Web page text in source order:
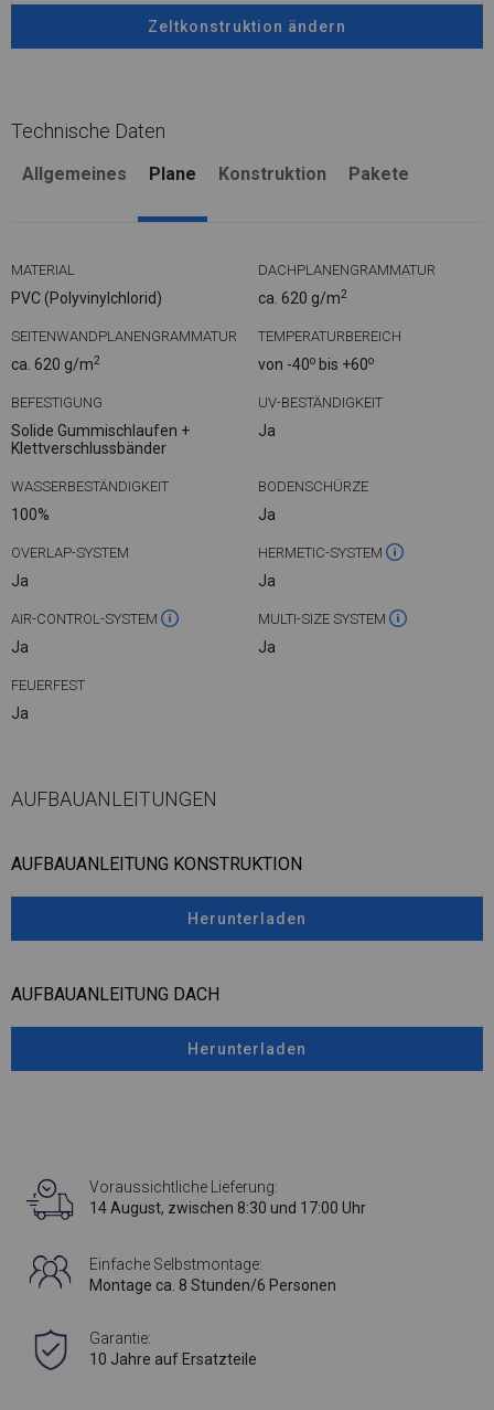
Zeltkonstruktion ändern
Technische Daten
Allgemeines Plane Konstruktion Pakete
MATERIAL
PVC (Polyvinylchlorid)
DACHPLANENGRAMMATUR
ca. 620 g/m2
SEITENWANDPLANENGRAMMATUR
ca. 620 g/m2
TEMPERATURBEREICH
von -40o bis +60o
BEFESTIGUNG
Solide Gummischlaufen +
Klettverschlussbänder
UV-BESTÄNDIGKEIT
Ja
WASSERBESTÄNDIGKEIT
100%
BODENSCHÜRZE
Ja
OVERLAP-SYSTEM
Ja
HERMETIC-SYSTEM
Ja
AIR-CONTROL-SYSTEM
Ja
MULTI-SIZE SYSTEM
Ja
FEUERFEST
Ja
AUFBAUANLEITUNGEN
AUFBAUANLEITUNG KONSTRUKTION
Herunterladen
AUFBAUANLEITUNG DACH
Herunterladen
Voraussichtliche Lieferung:
14 August, zwischen 8:30 und 17:00 Uhr
Einfache Selbstmontage:
Montage ca. 8 Stunden/6 Personen
Garantie:
10 Jahre auf Ersatzteile